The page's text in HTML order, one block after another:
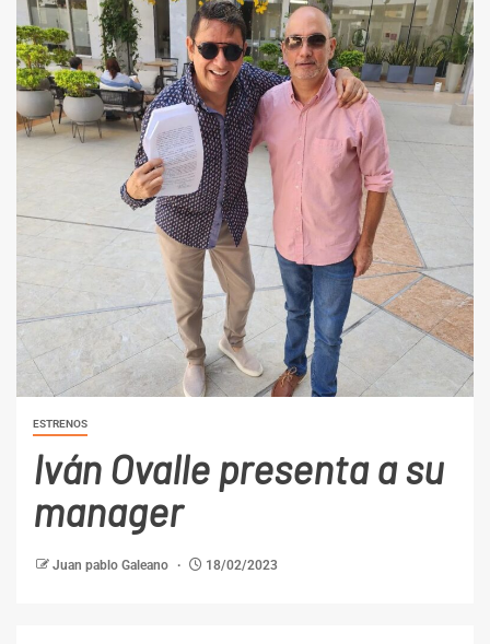
ESTRENOS
Iván Ovalle presenta a su
manager
Juan pablo Galeano 18/02/2023